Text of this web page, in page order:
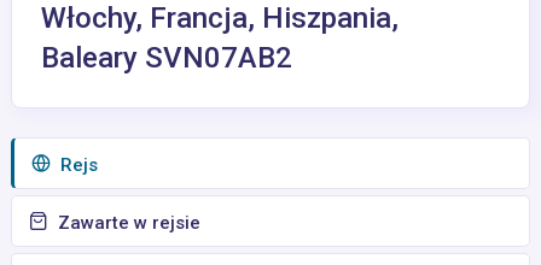
Włochy, Francja, Hiszpania,
Baleary SVN07AB2
Rejs
Zawarte w rejsie